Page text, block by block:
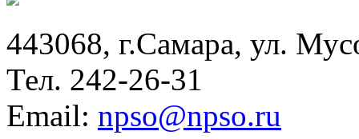
443068, г.Самара, ул.
Тел. 242-26-31
Email: npso@npso.ru